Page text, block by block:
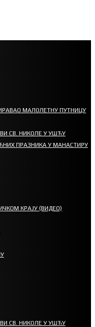
МАЛОЛЕТНУ ПУТНИЦУ
СВ. НИКОЛЕ У УШЋУ
ПРАЗНИКА У МАНАСТИРУ
КРАЈУ (ВИДЕО)
СВ. НИКОЛЕ У УШЋУ